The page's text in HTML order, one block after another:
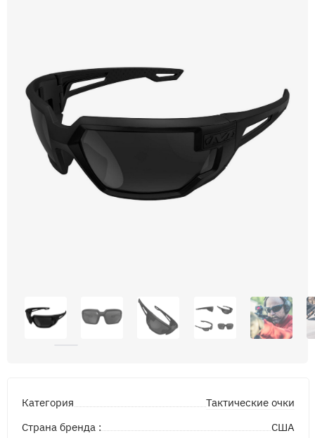
Категория
Тактические очки
Страна бренда :
США